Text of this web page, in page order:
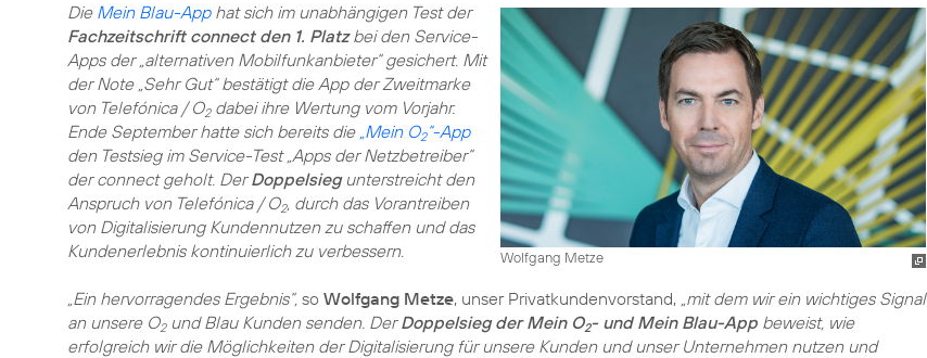
Wolfgang Metze
Die Mein Blau-Apphat sich im unabhängigen Test der
Fachzeitschrift connect den 1. Platzbei den Service-
Apps der „alternativen Mobilfunkanbieter“ gesichert. Mit
der Note „Sehr Gut“ bestätigt die App der Zweitmarke
von Telefónica / O2dabei ihre Wertung vom Vorjahr.
Ende September hatte sich bereits die „Mein O2“-App
den Testsieg im Service-Test „Apps der Netzbetreiber“
der connect geholt. DerDoppelsiegunterstreicht den
Anspruch von Telefónica / O2, durch das Vorantreiben
von Digitalisierung Kundennutzen zu schaffen und das
Kundenerlebnis kontinuierlich zu verbessern.
„Ein hervorragendes Ergebnis“, so Wolfgang Metze, unser Privatkundenvorstand, „mit dem wir ein wichtiges Signal
an unsere O2und Blau Kunden senden. DerDoppelsieg der Mein O2- und Mein Blau-App beweist, wie
erfolgreich wir die Möglichkeiten der Digitalisierung für unsere Kunden und unser Unternehmen nutzen und